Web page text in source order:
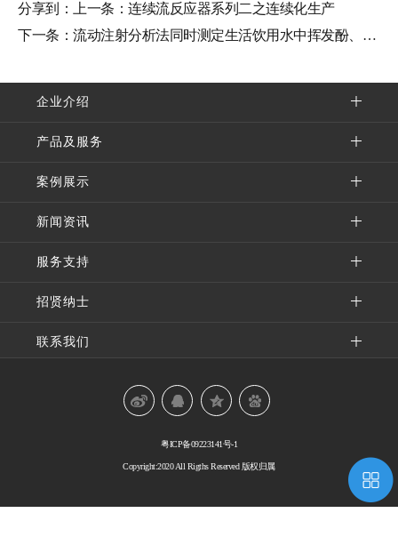
分享到： 上一条： 连续流反应器系列二之连续化生产
下一条： 流动注射分析法同时测定生活饮用水中挥发酚、氰化...
企业介绍
产品及服务
案例展示
新闻资讯
服务支持
招贤纳士
联系我们
粤ICP备09223141号-1
Copyright:2020 All Rigths Reserved 版权归属